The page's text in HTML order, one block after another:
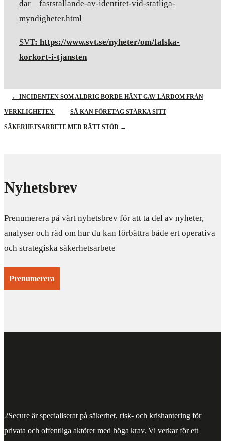
dar—faststallande-av-identitet-vid-statliga-
myndigheter.html
SVT: https://www.svt.se/nyheter/om/falska-
korkort-i-tjansten
← INCIDENTEN SOM ALDRIG BORDE HÄNT GAV LÄRDOM FRÅN
VERKLIGHETEN SÅ KAN FÖRETAG STÄRKA SITT
SÄKERHETSARBETE MED RÄTT STÖD →
Nyhetsbrev
Prenumerera på vårt nyhetsbrev för att ta del av nyheter,
analyser och råd om hur du kan förbättra både ert operativa
och strategiska säkerhetsarbete
Prenumerera
2Secure är specialiserat på säkerhet, risk- och krishantering för
privata och offentliga aktörer med höga krav. Vi verkar för ett